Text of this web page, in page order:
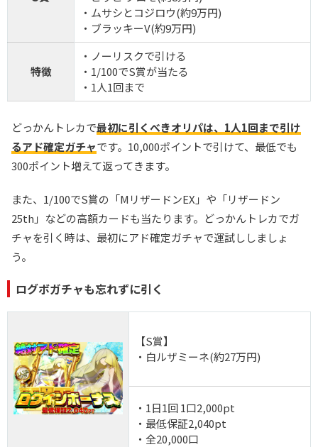
・ムサシとコジロウ(約9万円)
・ブラッキーV(約9万円)
特徴
・ノーリスクで引ける
・1/100でS賞が当たる
・1人1回まで
どっかんトレカで最初に引くべきオリパは、1人1回まで引け
るアド確定ガチャです。10,000ポイントで引けて、最低でも
300ポイント増えて返ってきます。
また、1/100でS賞の「MリザードンEX」や「リザードン
25th」などの高額カードも当たります。どっかんトレカでガ
チャを引く時は、最初にアド確定ガチャで運試ししましょ
う。
ログボガチャも忘れずに引く
【S賞】
・白ルザミーネ(約27万円)
・1日1回 1口2,000pt
・最低保証2,040pt
・全20,000口